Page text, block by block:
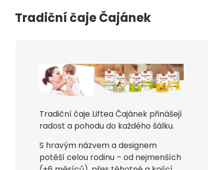
Tradiční čaje Čajánek
Tradiční čaje Liftea Čajánek přinášejí
radost a pohodu do každého šálku.
S hravým názvem a designem
potěší celou rodinu – od nejmenších